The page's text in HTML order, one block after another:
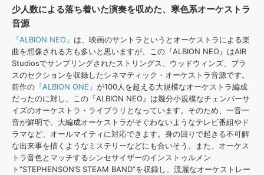
少人数による落ち着いた演奏を収めた、寒色系オーケストラ
音源
『ALBION NEO』 は、映画のサントラというとオーケストラによる楽
曲を想像される方も多いと思いますが、この『ALBION NEO』はAIR
Studiosでサンプリングされたストリングス、ウッドウィンズ、ブラ
スのセクションを収録したシネマティック・オーケストラ音源です。
前作の 『ALBION ONE』 が100人を超える大規模なオーケストラ編成
だったのに対し、この『ALBION NEO』は幾分小規模なチェンバーサ
イズのオーケストラ・ライブラリとなっています。そのため、一音一
音が鮮明で、大編成オーケストラがそぐわないようなテレビ番組やド
ラマなど、オールマイティに対応できます。身の回りで起きる不可解
な出来事を描くようなミステリーなどにも合いそう。また、オーケス
トラ音色とマッチするシンセサイザーのインストゥルメン
ト”STEPHENSON’S STEAM BAND”を収録し、流麗なオーケストレー